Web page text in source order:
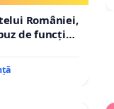
României,
de funcție